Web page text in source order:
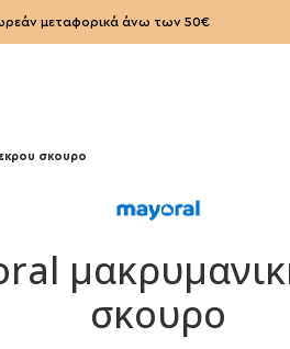
μεταφορικά άνω των 50€
σκουρο
σκουρο